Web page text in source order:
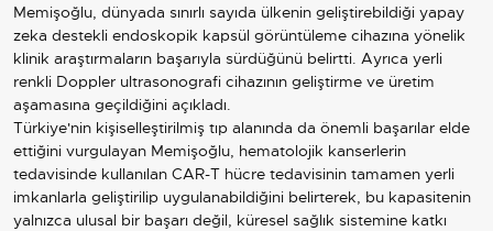
Memişoğlu, dünyada sınırlı sayıda ülkenin geliştirebildiği yapay
zeka destekli endoskopik kapsül görüntüleme cihazına yönelik
klinik araştırmaların başarıyla sürdüğünü belirtti. Ayrıca yerli
renkli Doppler ultrasonografi cihazının geliştirme ve üretim
aşamasına geçildiğini açıkladı.
Türkiye'nin kişiselleştirilmiş tıp alanında da önemli başarılar elde
ettiğini vurgulayan Memişoğlu, hematolojik kanserlerin
tedavisinde kullanılan CAR-T hücre tedavisinin tamamen yerli
imkanlarla geliştirilip uygulanabildiğini belirterek, bu kapasitenin
yalnızca ulusal bir başarı değil, küresel sağlık sistemine katkı